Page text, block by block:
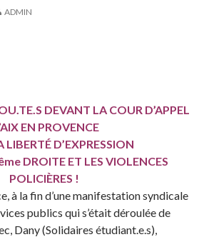
ADMIN
DEVANT LA COUR D’APPEL
EN PROVENCE
LIBERTÉ D’EXPRESSION
DROITE ET LES VIOLENCES
POLICIÈRES !
à la fin d’une manifestation syndicale
publics qui s’était déroulée de
Dany (Solidaires étudiant.e.s),